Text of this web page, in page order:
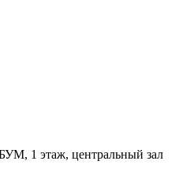
1 этаж, центральный зал